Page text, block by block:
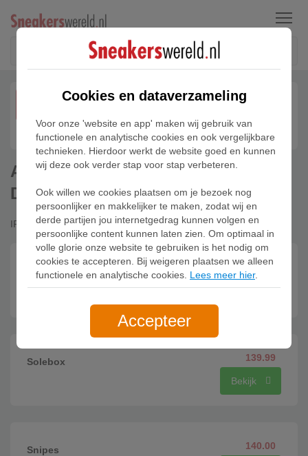
Menu
Air Jordan 3 Retro OG World's Best
Dad
IF4396-103
Released
Kopen
Solebox 139.99
Bekijk
Snipes 140.00
Cookies en dataverzameling
Voor onze 'website en app' maken wij gebruik van
functionele en analytische cookies en ook vergelijkbare
technieken. Hierdoor werkt de website goed en kunnen
wij deze ook verder stap voor stap verbeteren.
Ook willen we cookies plaatsen om je bezoek nog
persoonlijker en makkelijker te maken, zodat wij en
derde partijen jou internetgedrag kunnen volgen en
persoonlijke content kunnen laten zien. Om optimaal in
volle glorie onze website te gebruiken is het nodig om
cookies te accepteren. Bij weigeren plaatsen we alleen
functionele en analytische cookies. Lees meer hier.
Accepteer